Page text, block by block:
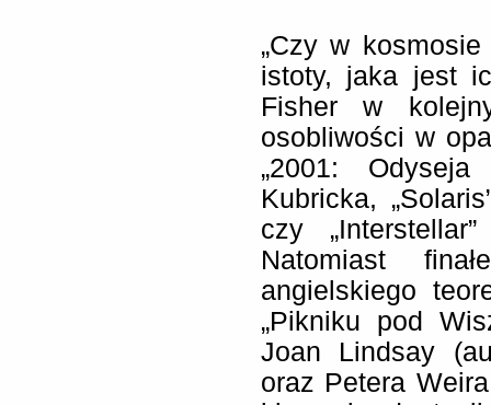
„Czy w
istoty, jaka jest
Fisher w
osobliwości w
„2001:
Kubricka,
czy
Natomiast
angielskiego
„Pikniku pod
Joan Lindsay
oraz Petera